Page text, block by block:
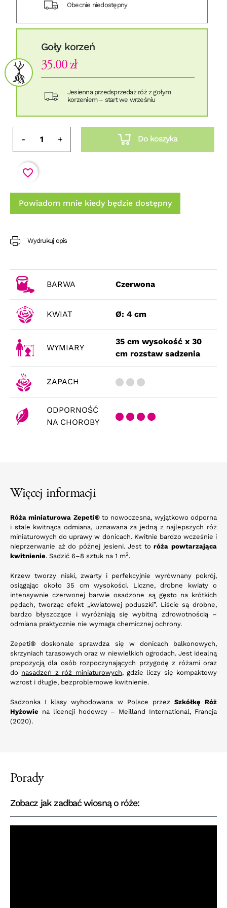
Obecnie niedostępny
Goły korzeń
35.00 zł
Jesienna przedsprzedaż róż z gołym
korzeniem – start we wrześniu
Do koszyka
- +
favorite_border
Powiadom mnie kiedy będzie dostępny
Wydrukuj opis
BARWA Czerwona
KWIAT Ø: 4 cm
WYMIARY
35 cm wysokość x 30
cm rozstaw sadzenia
ZAPACH
ODPORNOŚĆ
NA CHOROBY
Więcej informacji
Róża miniaturowa Zepeti®to nowoczesna, wyjątkowo odporna
i stale kwitnąca odmiana, uznawana za jedną z najlepszych róż
miniaturowych do uprawy w donicach. Kwitnie bardzo wcześnie i
nieprzerwanie aż do późnej jesieni. Jest toróża powtarzająca
kwitnienie. Sadzić 6–8 sztuk na 1 m2.
Krzew tworzy niski, zwarty i perfekcyjnie wyrównany pokrój,
osiągając około 35 cm wysokości. Liczne, drobne kwiaty o
intensywnie czerwonej barwie osadzone są gęsto na krótkich
pędach, tworząc efekt „kwiatowej poduszki”. Liście są drobne,
bardzo błyszczące i wyróżniają się wybitną zdrowotnością –
odmiana praktycznie nie wymaga chemicznej ochrony.
Zepeti® doskonale sprawdza się w donicach balkonowych,
skrzyniach tarasowych oraz w niewielkich ogrodach. Jest idealną
propozycją dla osób rozpoczynających przygodę z różami oraz
do nasadzeń z róż miniaturowych, gdzie liczy się kompaktowy
wzrost i długie, bezproblemowe kwitnienie.
Sadzonka I klasy wyhodowana w Polsce przez Szkółkę Róż
Hyżowie na licencji hodowcy – Meilland International, Francja
(2020).
Porady
Zobacz jak zadbać wiosną o róże: